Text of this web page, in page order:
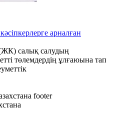
арналған
салық салудың
төлемдердің ұлғаюына тап